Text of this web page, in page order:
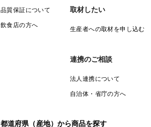
品質保証について
飲食店の方へ
取材したい
生産者への取材を申し込む
連携のご相談
法人連携について
自治体・省庁の方へ
都道府県（産地）から商品を探す